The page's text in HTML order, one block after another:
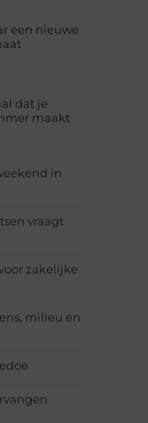
een nieuwe
dat je
maakt
in
vraagt
zakelijke
milieu en